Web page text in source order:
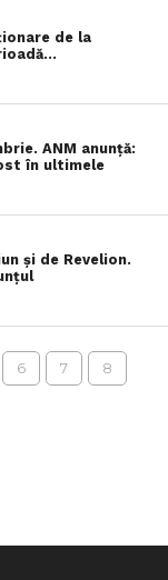
de la
ANM anunță:
în ultimele
şi de Revelion.
6 7 8